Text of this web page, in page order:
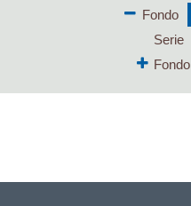
Fondo
Serie
Fondo